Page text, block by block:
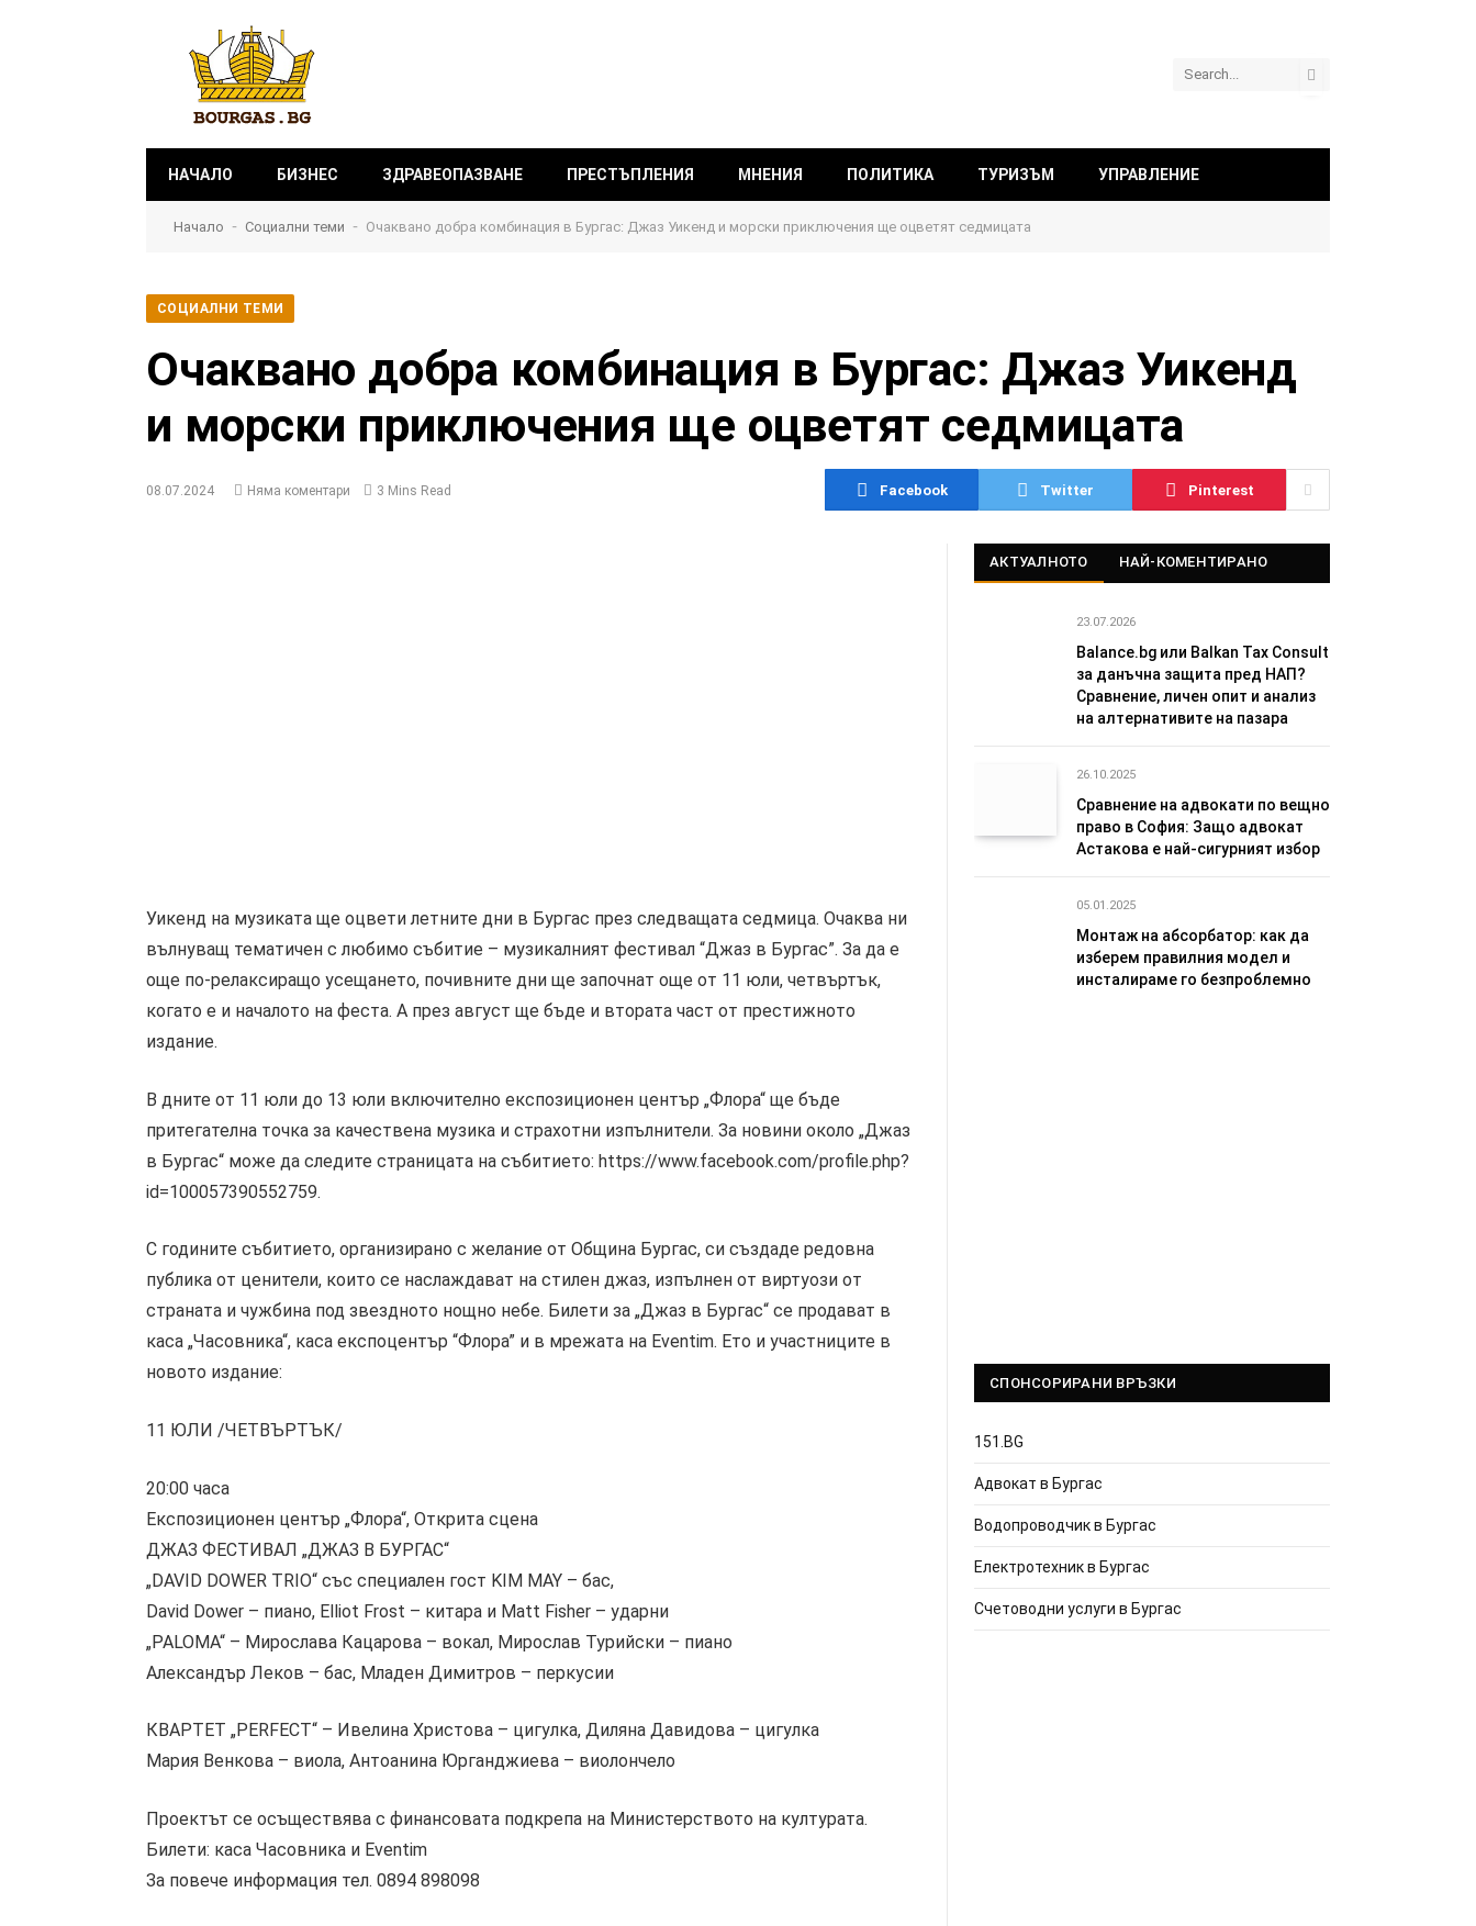
НАЧАЛО БИЗНЕС ЗДРАВЕОПАЗВАНЕ ПРЕСТЪПЛЕНИЯ МНЕНИЯ ПОЛИТИКА ТУРИЗЪМ УПРАВЛЕНИЕ
Начало - Социални теми - Очаквано добра комбинация в Бургас: Джаз Уикенд и морски приключения ще оцветят седмицата
СОЦИАЛНИ ТЕМИ
Очаквано добра комбинация в Бургас: Джаз Уикенд
и морски приключения ще оцветят седмицата
08.07.2024 Няма коментари 3 Mins Read Facebook Twitter Pinterest
Уикенд на музиката ще оцвети летните дни в Бургас през следващата седмица. Очаква ни
вълнуващ тематичен с любимо събитие – музикалният фестивал “Джаз в Бургас”. За да е
още по-релаксиращо усещането, почивните дни ще започнат още от 11 юли, четвъртък,
когато е и началото на феста. А през август ще бъде и втората част от престижното
издание.
В дните от 11 юли до 13 юли включително експозиционен център „Флора“ ще бъде
притегателна точка за качествена музика и страхотни изпълнители. За новини около „Джаз
в Бургас“ може да следите страницата на събитието: https://www.facebook.com/profile.php?
id=100057390552759.
С годините събитието, организирано с желание от Община Бургас, си създаде редовна
публика от ценители, които се наслаждават на стилен джаз, изпълнен от виртуози от
страната и чужбина под звездното нощно небе. Билети за „Джаз в Бургас“ се продават в
каса „Часовника“, каса експоцентър “Флора” и в мрежата на Eventim. Ето и участниците в
новото издание:
11 ЮЛИ /ЧЕТВЪРТЪК/
20:00 часа
Експозиционен център „Флора“, Открита сцена
ДЖАЗ ФЕСТИВАЛ „ДЖАЗ В БУРГАС“
„DAVID DOWER TRIO“ със специален гост KIM MAY – бас,
David Dower – пиано, Elliot Frost – китара и Matt Fisher – ударни
„PALOMA“ – Мирослава Кацарова – вокал, Мирослав Турийски – пиано
Александър Леков – бас, Младен Димитров – перкусии
КВАРТЕТ „PERFECT“ – Ивелина Христова – цигулка, Диляна Давидова – цигулка
Мария Венкова – виола, Антоанина Юрганджиева – виолончело
Проектът се осъществява с финансовата подкрепа на Министерството на културата.
Билети: каса Часовника и Eventim
За повече информация тел. 0894 898098
АКТУАЛНОТО НАЙ-КОМЕНТИРАНО
23.07.2026
Balance.bg или Balkan Tax Consult
за данъчна защита пред НАП?
Сравнение, личен опит и анализ
на алтернативите на пазара
26.10.2025
Сравнение на адвокати по вещно
право в София: Защо адвокат
Астакова е най-сигурният избор
05.01.2025
Монтаж на абсорбатор: как да
изберем правилния модел и
инсталираме го безпроблемно
СПОНСОРИРАНИ ВРЪЗКИ
151.BG
Адвокат в Бургас
Водопроводчик в Бургас
Електротехник в Бургас
Счетоводни услуги в Бургас